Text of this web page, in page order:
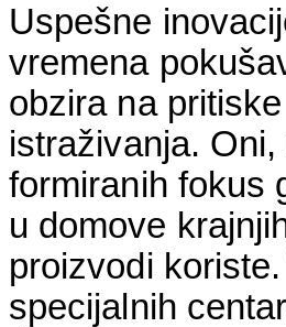
Uspešne
vremena
obzira na
istraživanja.
formiranih fokus
u domove
proizvodi
specijalnih